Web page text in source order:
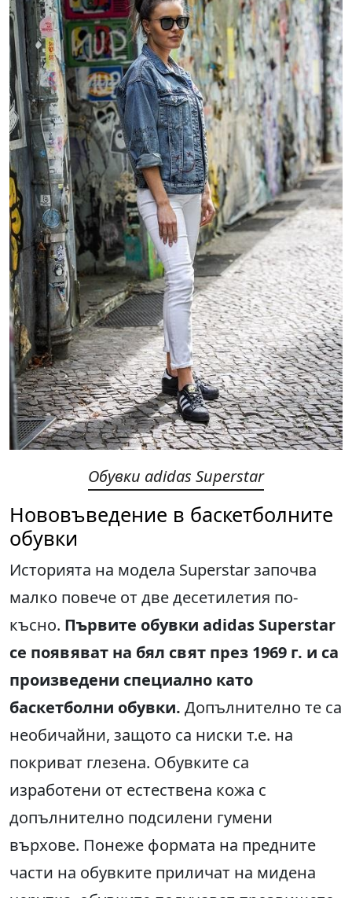
Обувки adidas Superstar
Нововъведение в баскетболните
обувки
Историята на модела Superstar започва
малко повече от две десетилетия по-
късно. Първите обувки adidas Superstar
се появяват на бял свят през 1969 г. и са
произведени специално като
баскетболни обувки. Допълнително те са
необичайни, защото са ниски т.е. на
покриват глезена. Обувките са
изработени от естествена кожа с
допълнително подсилени гумени
върхове. Понеже формата на предните
части на обувките приличат на мидена